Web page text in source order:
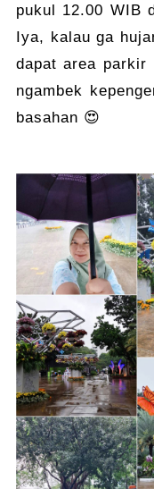
pukul 12.00 WIB
Iya, kalau ga
dapat area
ngambek
basahan 😍